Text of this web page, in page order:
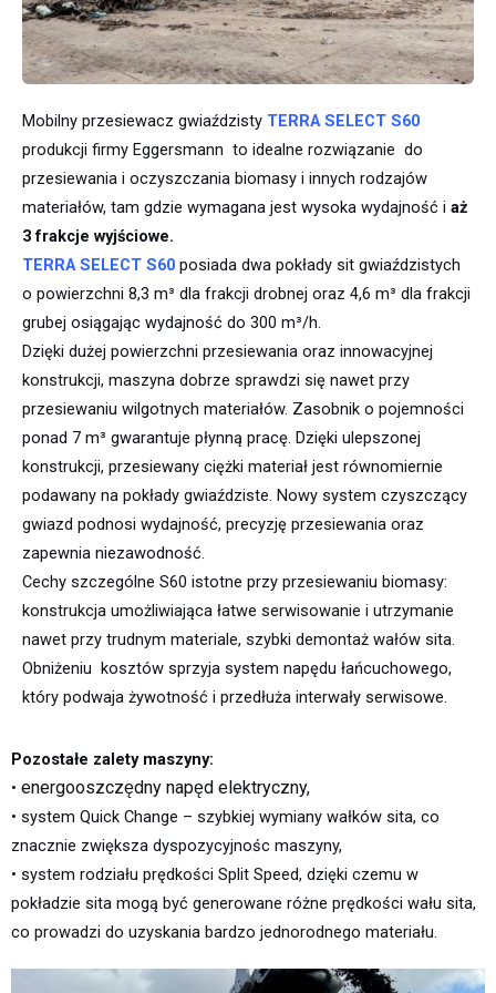
Mobilny przesiewacz gwiaździsty TERRA SELECT S60
produkcji firmy Eggersmann to idealne rozwiązanie do
przesiewania i oczyszczania biomasy i innych rodzajów
materiałów, tam gdzie wymagana jest wysoka wydajność i aż
3 frakcje wyjściowe.
TERRA SELECT S60 posiada dwa pokłady sit gwiaździstych
o powierzchni 8,3 m³ dla frakcji drobnej oraz 4,6 m³ dla frakcji
grubej osiągając wydajność do 300 m³/h.
Dzięki dużej powierzchni przesiewania oraz innowacyjnej
konstrukcji, maszyna dobrze sprawdzi się nawet przy
przesiewaniu wilgotnych materiałów. Zasobnik o pojemności
ponad 7 m³ gwarantuje płynną pracę. Dzięki ulepszonej
konstrukcji, przesiewany ciężki materiał jest równomiernie
podawany na pokłady gwiaździste. Nowy system czyszczący
gwiazd podnosi wydajność, precyzję przesiewania oraz
zapewnia niezawodność.
Cechy szczególne S60 istotne przy przesiewaniu biomasy:
konstrukcja umożliwiająca łatwe serwisowanie i utrzymanie
nawet przy trudnym materiale, szybki demontaż wałów sita.
Obniżeniu kosztów sprzyja system napędu łańcuchowego,
który podwaja żywotność i przedłuża interwały serwisowe.
Pozostałe zalety maszyny:
• energooszczędny napęd elektryczny,
• system Quick Change – szybkiej wymiany wałków sita, co
znacznie zwiększa dyspozycyjnośc maszyny,
• system rodziału prędkości Split Speed, dzięki czemu w
pokładzie sita mogą być generowane różne prędkości wału sita,
co prowadzi do uzyskania bardzo jednorodnego materiału.